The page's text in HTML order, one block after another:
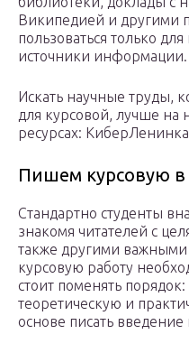
Википедией и другими
пользоваться только
источники информации.
Искать научные труды,
для курсовой, лучше
ресурсах:
Пишем курсовую в
Стандартно студенты
знакомя читателей с
также другими
курсовую работу
стоит поменять порядок:
теоретическую и
основе писать